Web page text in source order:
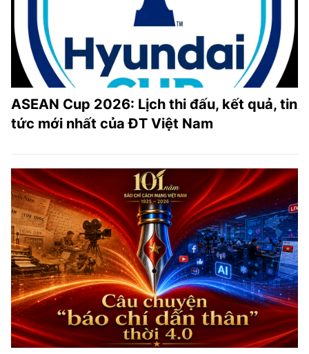
ASEAN Cup 2026: Lịch thi đấu, kết quả, tin
tức mới nhất của ĐT Việt Nam